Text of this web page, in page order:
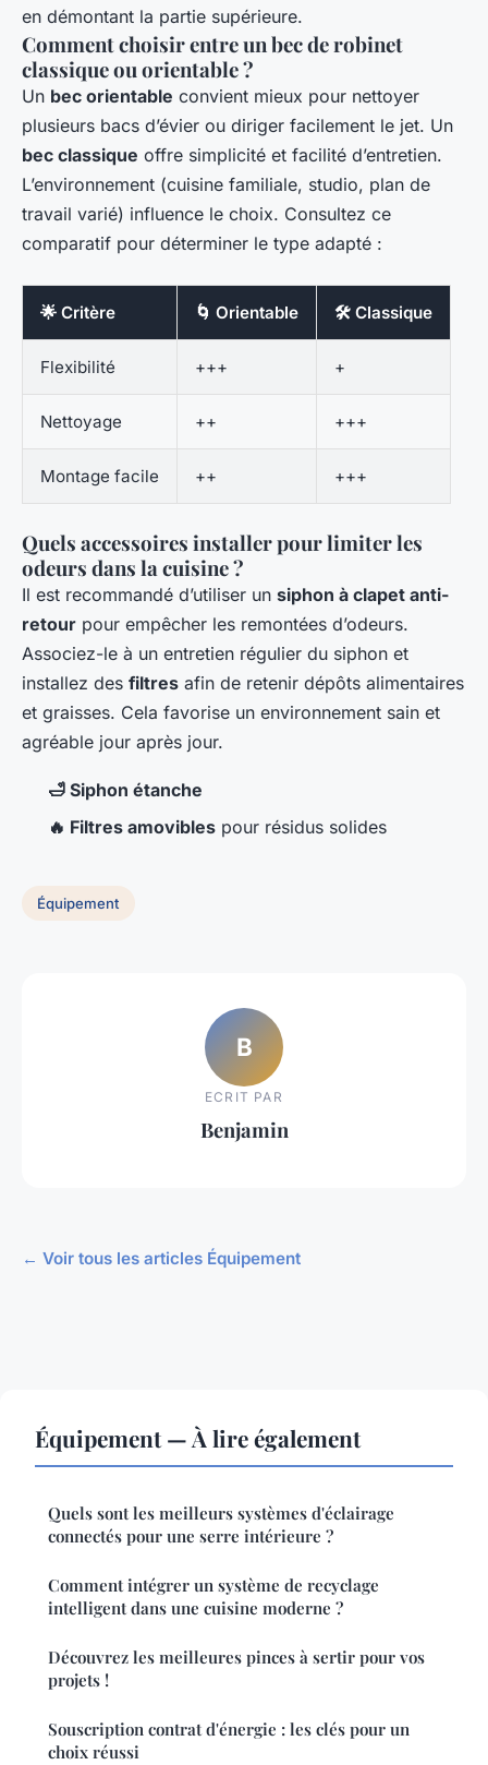
en démontant la partie supérieure.
Comment choisir entre un bec de robinet
classique ou orientable ?
Un bec orientable convient mieux pour nettoyer
plusieurs bacs d’évier ou diriger facilement le jet. Un
bec classique offre simplicité et facilité d’entretien.
L’environnement (cuisine familiale, studio, plan de
travail varié) influence le choix. Consultez ce
comparatif pour déterminer le type adapté :
🌟 Critère 🌀 Orientable 🛠️ Classique
Flexibilité +++ +
Nettoyage ++ +++
Montage facile ++ +++
Quels accessoires installer pour limiter les
odeurs dans la cuisine ?
Il est recommandé d’utiliser un siphon à clapet anti-
retour pour empêcher les remontées d’odeurs.
Associez-le à un entretien régulier du siphon et
installez des filtres afin de retenir dépôts alimentaires
et graisses. Cela favorise un environnement sain et
agréable jour après jour.
🛁 Siphon étanche
🔥 Filtres amovibles pour résidus solides
Équipement
B
ECRIT PAR
Benjamin
← Voir tous les articles Équipement
Équipement — À lire également
Quels sont les meilleurs systèmes d'éclairage
connectés pour une serre intérieure ?
Comment intégrer un système de recyclage
intelligent dans une cuisine moderne ?
Découvrez les meilleures pinces à sertir pour vos
projets !
Souscription contrat d'énergie : les clés pour un
choix réussi